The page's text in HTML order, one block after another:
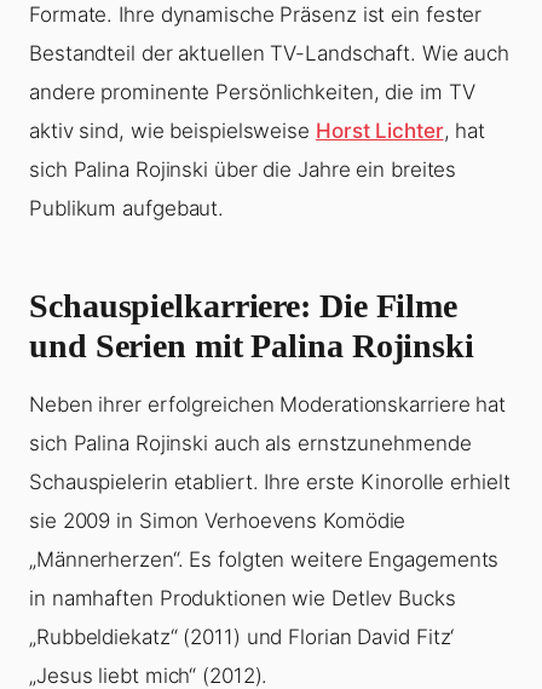
Formate. Ihre dynamische Präsenz ist ein fester
Bestandteil der aktuellen TV-Landschaft. Wie auch
andere prominente Persönlichkeiten, die im TV
aktiv sind, wie beispielsweise Horst Lichter, hat
sich Palina Rojinski über die Jahre ein breites
Publikum aufgebaut.
Schauspielkarriere: Die Filme
und Serien mit Palina Rojinski
Neben ihrer erfolgreichen Moderationskarriere hat
sich Palina Rojinski auch als ernstzunehmende
Schauspielerin etabliert. Ihre erste Kinorolle erhielt
sie 2009 in Simon Verhoevens Komödie
„Männerherzen“. Es folgten weitere Engagements
in namhaften Produktionen wie Detlev Bucks
„Rubbeldiekatz“ (2011) und Florian David Fitz‘
„Jesus liebt mich“ (2012).